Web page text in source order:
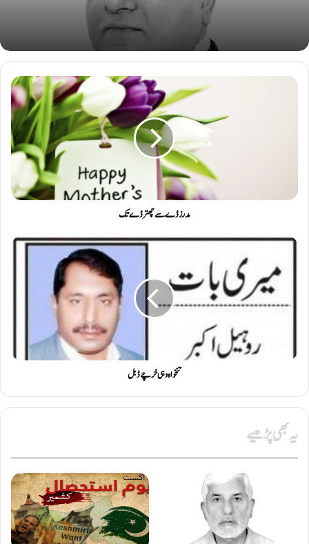
مدرز ڈے سے چھتر ڈے تک
تنخواہ وہی خرچے ڈبل
یہ بھی پڑھیے